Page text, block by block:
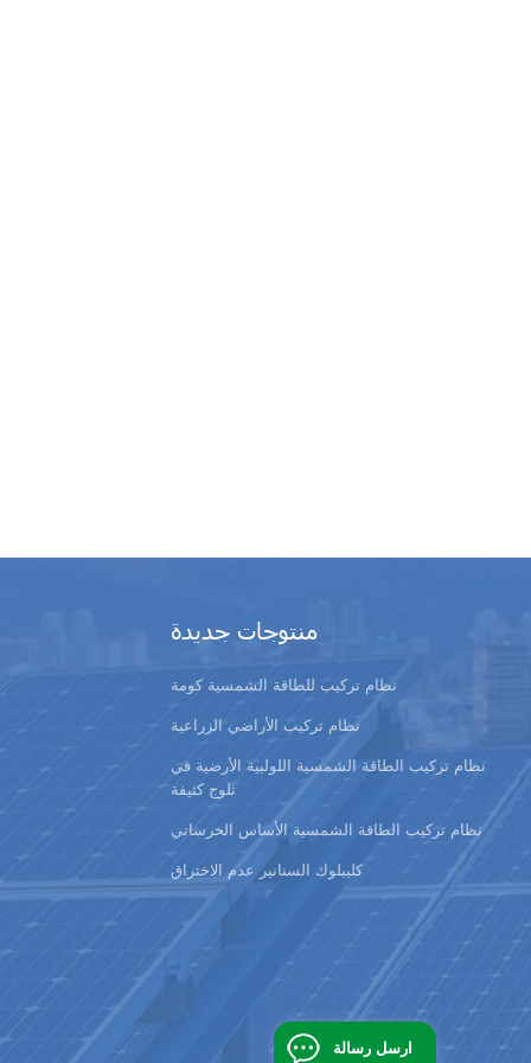
منتوجات جديدة
نظام تركيب للطاقة الشمسية كومة
نظام تركيب الأراضي الزراعية
نظام تركيب الطاقة الشمسية اللولبية الأرضية في
ثلوج كثيفة
نظام تركيب الطاقة الشمسية الأساس الخرساني
كليبلوك السنانير عدم الاختراق
ارسل رسالة